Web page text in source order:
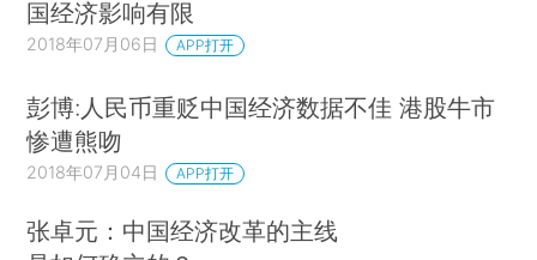
国经济影响有限
2018年07月06日 APP打开
彭博:人民币重贬中国经济数据不佳 港股牛市
惨遭熊吻
2018年07月04日 APP打开
张卓元：中国经济改革的主线